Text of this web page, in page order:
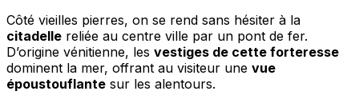
Côté vieilles pierres, on se rend sans hésiter à la
citadelle reliée au centre ville par un pont de fer.
D’origine vénitienne, les vestiges de cette forteresse
dominent la mer, offrant au visiteur une vue
époustouflante sur les alentours.